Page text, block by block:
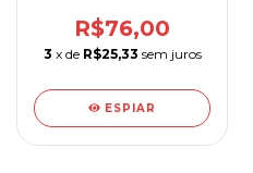
R$76,00
3 x de R$25,33 sem juros
ESPIAR